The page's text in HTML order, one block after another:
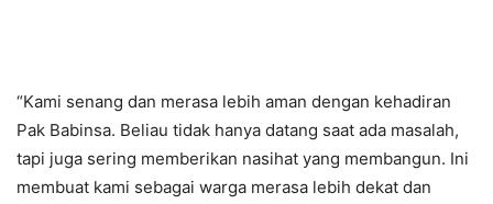
“Kami senang dan merasa lebih aman dengan kehadiran
Pak Babinsa. Beliau tidak hanya datang saat ada masalah,
tapi juga sering memberikan nasihat yang membangun. Ini
membuat kami sebagai warga merasa lebih dekat dan